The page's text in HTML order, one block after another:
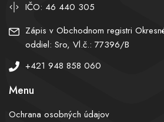
IČO: 46 440 305
Zápis v Obchodnom registri
oddiel: Sro, Vl.č.: 77396/B
+421 948 858 060
Menu
Ochrana osobných údajov